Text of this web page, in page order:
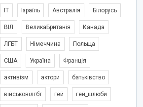
IT Ізраїль Австралія Білорусь
ВІЛ ВеликаБританія Канада
ЛГБТ Німеччина Польща
США Україна Франція
активізм актори батьківство
військовілгбт гей гей_шлюби